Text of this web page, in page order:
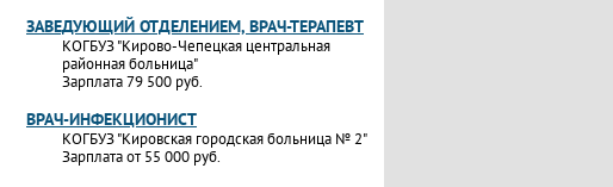
ЗАВЕДУЮЩИЙ ОТДЕЛЕНИЕМ, ВРАЧ-ТЕРАПЕВТ
КОГБУЗ "Кирово-Чепецкая центральная
районная больница"
Зарплата 79 500 руб.
ВРАЧ-ИНФЕКЦИОНИСТ
КОГБУЗ "Кировская городская больница № 2"
Зарплата от 55 000 руб.